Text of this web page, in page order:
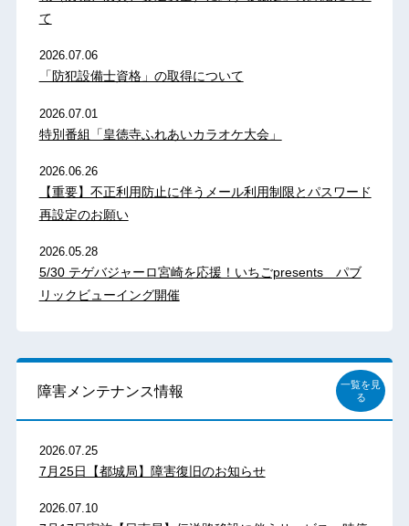
て
2026.07.06
「防犯設備士資格」の取得について
2026.07.01
特別番組「皇徳寺ふれあいカラオケ大会」
2026.06.26
【重要】不正利用防止に伴うメール利用制限とパスワード
再設定のお願い
2026.05.28
5/30 テゲバジャーロ宮崎を応援！いちごpresents パブ
リックビューイング開催
障害メンテナンス情報
一覧を見
る
2026.07.25
7月25日【都城局】障害復旧のお知らせ
2026.07.10